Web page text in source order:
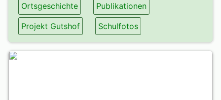
Ortsgeschichte Publikationen
Projekt Gutshof Schulfotos